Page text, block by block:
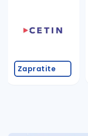
Zapratite